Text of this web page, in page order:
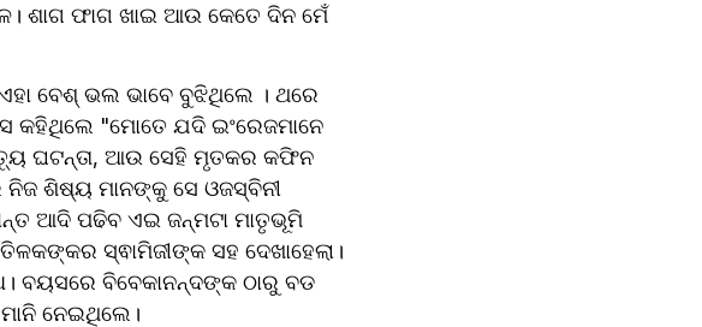
ଶାଗ ଫାଗ ଖାଇ ଆଉ କେତେ ଦିନ ମେଁ
ବେଶ୍ ଭଲ ଭାବେ ବୁଝିଥିଲେ । ଥରେ
କହିଥିଲେ "ମୋତେ ଯଦି ଇଂରେଜମାନେ
ଘଟନ୍ତା, ଆଉ ସେହି ମୃତକର କଫିନ
ଶିଷ୍ୟ ମାନଙ୍କୁ ସେ ଓଜସ୍ବିନୀ
ସ୍ଵାମିଜୀଙ୍କ ସହ ଦେଖାହେଲା।
ବୟସରେ ବିବେକାନନ୍ଦଙ୍କ ଠାରୁ ବଡ
ନେଇଥିଲେ।